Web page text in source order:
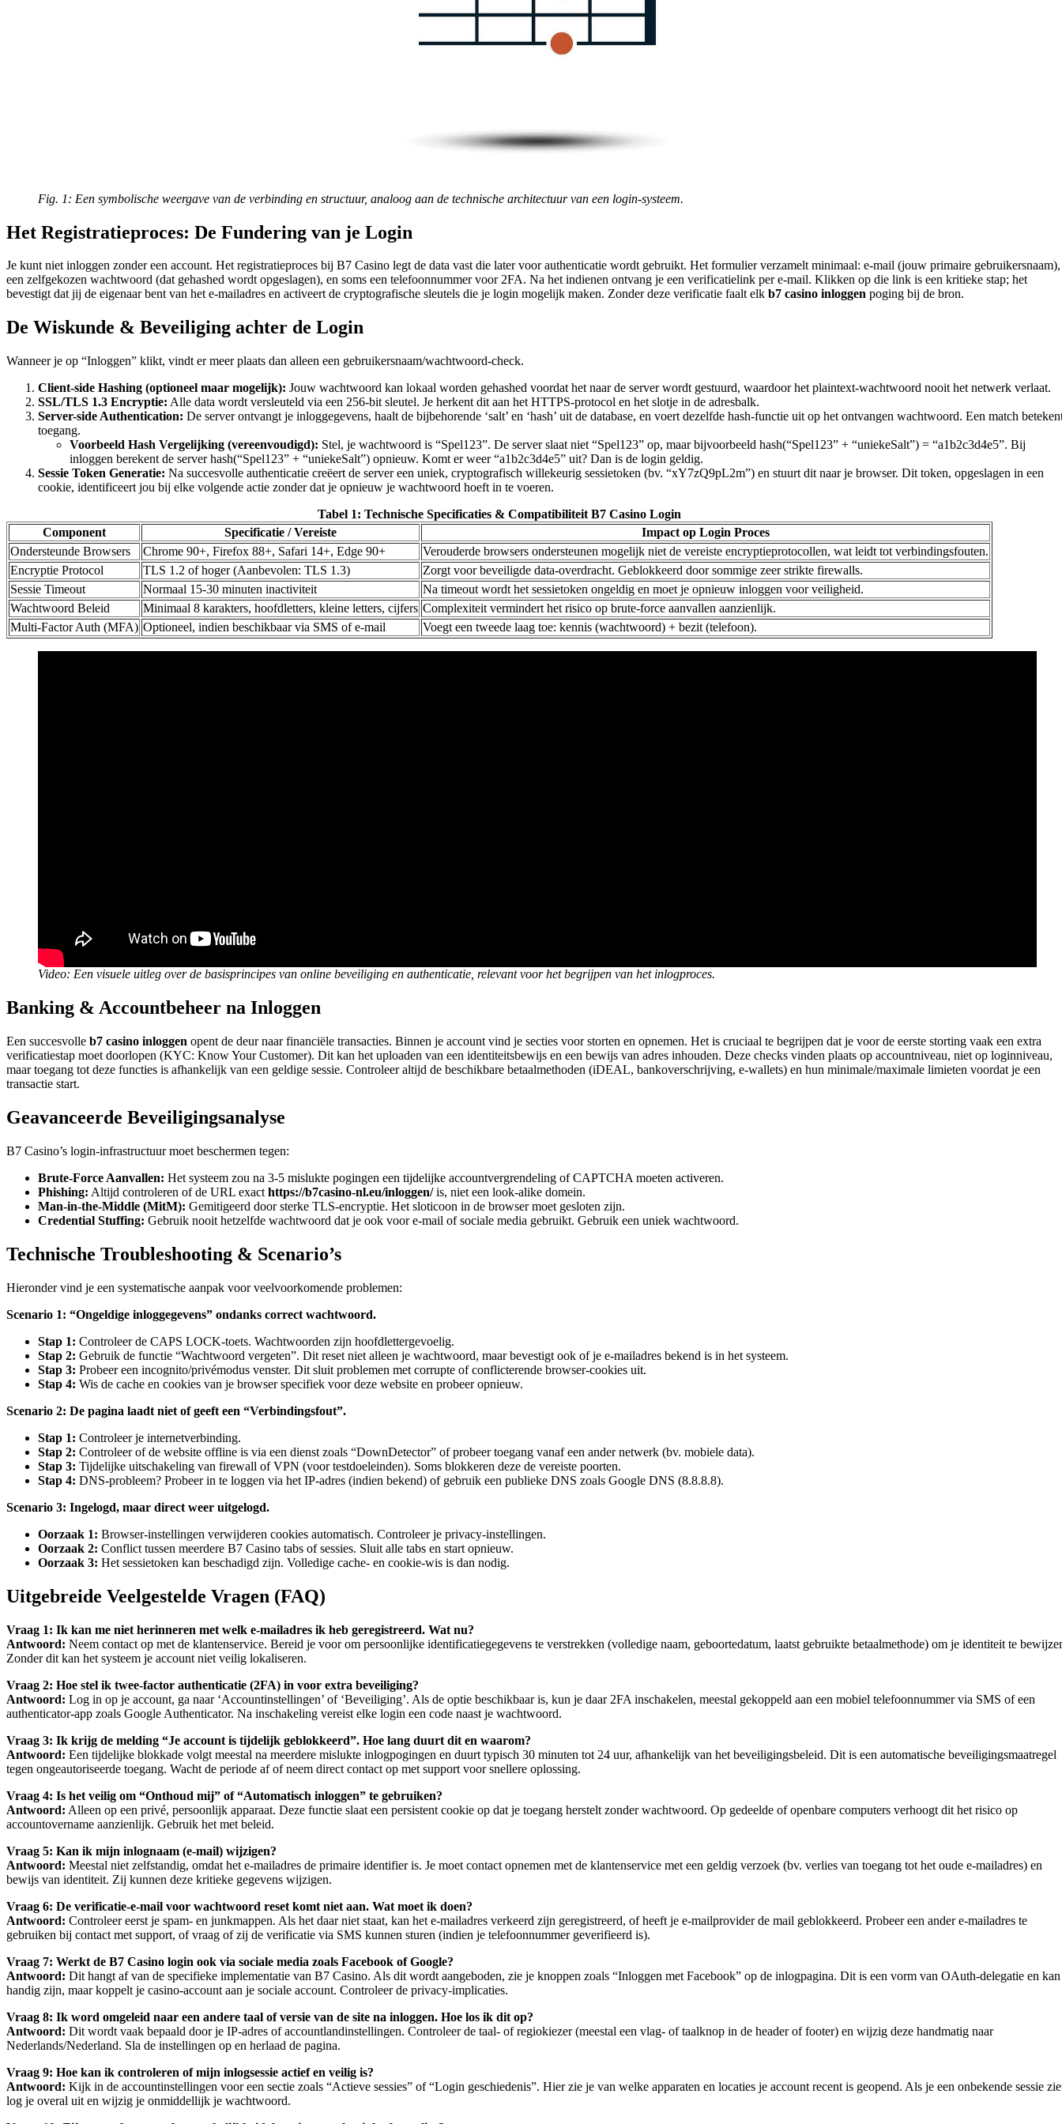
Fig. 1: Een symbolische weergave van de verbinding en structuur, analoog aan de technische architectuur van een login-systeem.
Het Registratieproces: De Fundering van je Login
Je kunt niet inloggen zonder een account. Het registratieproces bij B7 Casino legt de data vast die later voor authenticatie wordt gebruikt. Het formulier verzamelt minimaal: e-mail (jouw primaire gebruikersnaam),
een zelfgekozen wachtwoord (dat gehashed wordt opgeslagen), en soms een telefoonnummer voor 2FA. Na het indienen ontvang je een verificatielink per e-mail. Klikken op die link is een kritieke stap; het
bevestigt dat jij de eigenaar bent van het e-mailadres en activeert de cryptografische sleutels die je login mogelijk maken. Zonder deze verificatie faalt elk b7 casino inloggen poging bij de bron.
De Wiskunde & Beveiliging achter de Login
Wanneer je op “Inloggen” klikt, vindt er meer plaats dan alleen een gebruikersnaam/wachtwoord-check.
Client-side Hashing (optioneel maar mogelijk): Jouw wachtwoord kan lokaal worden gehashed voordat het naar de server wordt gestuurd, waardoor het plaintext-wachtwoord nooit het netwerk verlaat.
SSL/TLS 1.3 Encryptie: Alle data wordt versleuteld via een 256-bit sleutel. Je herkent dit aan het HTTPS-protocol en het slotje in de adresbalk.
Server-side Authentication: De server ontvangt je inloggegevens, haalt de bijbehorende ‘salt’ en ‘hash’ uit de database, en voert dezelfde hash-functie uit op het ontvangen wachtwoord. Een match
toegang.
Voorbeeld Hash Vergelijking (vereenvoudigd): Stel, je wachtwoord is “Spel123”. De server slaat niet “Spel123” op, maar bijvoorbeeld hash(“Spel123” + “uniekeSalt”) = “a1b2c3d4e5”. Bij
inloggen berekent de server hash(“Spel123” + “uniekeSalt”) opnieuw. Komt er weer “a1b2c3d4e5” uit? Dan is de login geldig.
Sessie Token Generatie: Na succesvolle authenticatie creëert de server een uniek, cryptografisch willekeurig sessietoken (bv. “xY7zQ9pL2m”) en stuurt dit naar je browser. Dit token, opgeslagen in een
cookie, identificeert jou bij elke volgende actie zonder dat je opnieuw je wachtwoord hoeft in te voeren.
Tabel 1: Technische Specificaties & Compatibiliteit B7 Casino Login
Component
Specificatie / Vereiste
Impact op Login Proces
Ondersteunde Browsers
Chrome 90+, Firefox 88+, Safari 14+, Edge 90+
Verouderde browsers ondersteunen mogelijk niet de vereiste encryptieprotocollen, wat leidt tot verbindingsfouten.
Encryptie Protocol
TLS 1.2 of hoger (Aanbevolen: TLS 1.3)
Zorgt voor beveiligde data-overdracht. Geblokkeerd door sommige zeer strikte firewalls.
Sessie Timeout
Normaal 15-30 minuten inactiviteit
Na timeout wordt het sessietoken ongeldig en moet je opnieuw inloggen voor veiligheid.
Wachtwoord Beleid
Minimaal 8 karakters, hoofdletters, kleine letters, cijfers Complexiteit vermindert het risico op brute-force aanvallen aanzienlijk.
Multi-Factor Auth (MFA) Optioneel, indien beschikbaar via SMS of e-mail Voegt een tweede laag toe: kennis (wachtwoord) + bezit (telefoon).
Video: Een visuele uitleg over de basisprincipes van online beveiliging en authenticatie, relevant voor het begrijpen van het inlogproces.
Banking & Accountbeheer na Inloggen
Een succesvolle b7 casino inloggen opent de deur naar financiële transacties. Binnen je account vind je secties voor storten en opnemen. Het is cruciaal te begrijpen dat je voor de eerste storting vaak een extra
verificatiestap moet doorlopen (KYC: Know Your Customer). Dit kan het uploaden van een identiteitsbewijs en een bewijs van adres inhouden. Deze checks vinden plaats op accountniveau, niet op loginniveau,
maar toegang tot deze functies is afhankelijk van een geldige sessie. Controleer altijd de beschikbare betaalmethoden (iDEAL, bankoverschrijving, e-wallets) en hun minimale/maximale limieten voordat je een
transactie start.
Geavanceerde Beveiligingsanalyse
B7 Casino’s login-infrastructuur moet beschermen tegen:
Brute-Force Aanvallen: Het systeem zou na 3-5 mislukte pogingen een tijdelijke accountvergrendeling of CAPTCHA moeten activeren.
Phishing: Altijd controleren of de URL exact https://b7casino-nl.eu/inloggen/is, niet een look-alike domein.
Man-in-the-Middle (MitM): Gemitigeerd door sterke TLS-encryptie. Het sloticoon in de browser moet gesloten zijn.
Credential Stuffing: Gebruik nooit hetzelfde wachtwoord dat je ook voor e-mail of sociale media gebruikt. Gebruik een uniek wachtwoord.
Technische Troubleshooting & Scenario’s
Hieronder vind je een systematische aanpak voor veelvoorkomende problemen:
Scenario 1: “Ongeldige inloggegevens” ondanks correct wachtwoord.
Stap 1: Controleer de CAPS LOCK-toets. Wachtwoorden zijn hoofdlettergevoelig.
Stap 2: Gebruik de functie “Wachtwoord vergeten”. Dit reset niet alleen je wachtwoord, maar bevestigt ook of je e-mailadres bekend is in het systeem.
Stap 3: Probeer een incognito/privémodus venster. Dit sluit problemen met corrupte of conflicterende browser-cookies uit.
Stap 4: Wis de cache en cookies van je browser specifiek voor deze website en probeer opnieuw.
Scenario 2: De pagina laadt niet of geeft een “Verbindingsfout”.
Stap 1: Controleer je internetverbinding.
Stap 2: Controleer of de website offline is via een dienst zoals “DownDetector” of probeer toegang vanaf een ander netwerk (bv. mobiele data).
Stap 3: Tijdelijke uitschakeling van firewall of VPN (voor testdoeleinden). Soms blokkeren deze de vereiste poorten.
Stap 4: DNS-probleem? Probeer in te loggen via het IP-adres (indien bekend) of gebruik een publieke DNS zoals Google DNS (8.8.8.8).
Scenario 3: Ingelogd, maar direct weer uitgelogd.
Oorzaak 1: Browser-instellingen verwijderen cookies automatisch. Controleer je privacy-instellingen.
Oorzaak 2: Conflict tussen meerdere B7 Casino tabs of sessies. Sluit alle tabs en start opnieuw.
Oorzaak 3: Het sessietoken kan beschadigd zijn. Volledige cache- en cookie-wis is dan nodig.
Uitgebreide Veelgestelde Vragen (FAQ)
Vraag 1: Ik kan me niet herinneren met welk e-mailadres ik heb geregistreerd. Wat nu?
Antwoord: Neem contact op met de klantenservice. Bereid je voor om persoonlijke identificatiegegevens te verstrekken (volledige naam, geboortedatum, laatst gebruikte betaalmethode) om je identiteit te
Zonder dit kan het systeem je account niet veilig lokaliseren.
Vraag 2: Hoe stel ik twee-factor authenticatie (2FA) in voor extra beveiliging?
Antwoord: Log in op je account, ga naar ‘Accountinstellingen’ of ‘Beveiliging’. Als de optie beschikbaar is, kun je daar 2FA inschakelen, meestal gekoppeld aan een mobiel telefoonnummer via SMS of een
authenticator-app zoals Google Authenticator. Na inschakeling vereist elke login een code naast je wachtwoord.
Vraag 3: Ik krijg de melding “Je account is tijdelijk geblokkeerd”. Hoe lang duurt dit en waarom?
Antwoord: Een tijdelijke blokkade volgt meestal na meerdere mislukte inlogpogingen en duurt typisch 30 minuten tot 24 uur, afhankelijk van het beveiligingsbeleid. Dit is een automatische beveiligingsmaatregel
tegen ongeautoriseerde toegang. Wacht de periode af of neem direct contact op met support voor snellere oplossing.
Vraag 4: Is het veilig om “Onthoud mij” of “Automatisch inloggen” te gebruiken?
Antwoord: Alleen op een privé, persoonlijk apparaat. Deze functie slaat een persistent cookie op dat je toegang herstelt zonder wachtwoord. Op gedeelde of openbare computers verhoogt dit het risico op
accountovername aanzienlijk. Gebruik het met beleid.
Vraag 5: Kan ik mijn inlognaam (e-mail) wijzigen?
Antwoord: Meestal niet zelfstandig, omdat het e-mailadres de primaire identifier is. Je moet contact opnemen met de klantenservice met een geldig verzoek (bv. verlies van toegang tot het oude e-mailadres) en
bewijs van identiteit. Zij kunnen deze kritieke gegevens wijzigen.
Vraag 6: De verificatie-e-mail voor wachtwoord reset komt niet aan. Wat moet ik doen?
Antwoord: Controleer eerst je spam- en junkmappen. Als het daar niet staat, kan het e-mailadres verkeerd zijn geregistreerd, of heeft je e-mailprovider de mail geblokkeerd. Probeer een ander e-mailadres te
gebruiken bij contact met support, of vraag of zij de verificatie via SMS kunnen sturen (indien je telefoonnummer geverifieerd is).
Vraag 7: Werkt de B7 Casino login ook via sociale media zoals Facebook of Google?
Antwoord: Dit hangt af van de specifieke implementatie van B7 Casino. Als dit wordt aangeboden, zie je knoppen zoals “Inloggen met Facebook” op de inlogpagina. Dit is een vorm van OAuth-delegatie en kan
handig zijn, maar koppelt je casino-account aan je sociale account. Controleer de privacy-implicaties.
Vraag 8: Ik word omgeleid naar een andere taal of versie van de site na inloggen. Hoe los ik dit op?
Antwoord: Dit wordt vaak bepaald door je IP-adres of accountlandinstellingen. Controleer de taal- of regiokiezer (meestal een vlag- of taalknop in de header of footer) en wijzig deze handmatig naar
Nederlands/Nederland. Sla de instellingen op en herlaad de pagina.
Vraag 9: Hoe kan ik controleren of mijn inlogsessie actief en veilig is?
Antwoord: Kijk in de accountinstellingen voor een sectie zoals “Actieve sessies” of “Login geschiedenis”. Hier zie je van welke apparaten en locaties je account recent is geopend. Als je een onbekende sessie
log je overal uit en wijzig je onmiddellijk je wachtwoord.